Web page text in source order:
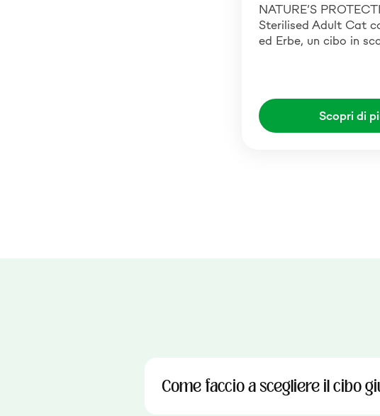
NATURE’S
Sterilised Adult Cat
ed Erbe, un cibo in
Scopri di
Come faccio a scegliere il cibo